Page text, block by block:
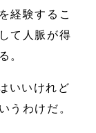
経験するこ
て人脈が得
。
いいけれど
うわけだ。